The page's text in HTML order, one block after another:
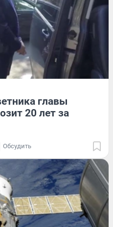
главы
20 лет за
Обсудить